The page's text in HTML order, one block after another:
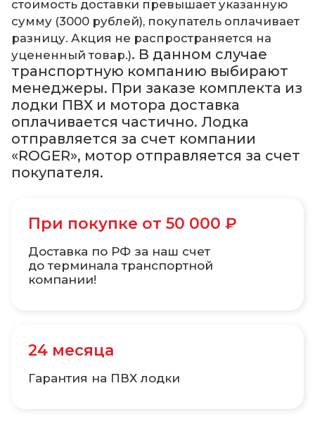
стоимость доставки превышает указанную
сумму (3000 рублей), покупатель оплачивает
разницу. Акция не распространяется на
уцененный товар.). В данном случае
транспортную компанию выбирают
менеджеры. При заказе комплекта из
лодки ПВХ и мотора доставка
оплачивается частично. Лодка
отправляется за счет компании
«ROGER», мотор отправляется за счет
покупателя.
При покупке от 50 000 ₽
Доставка по РФ за наш счет
до терминала транспортной
компании!
24 месяца
Гарантия на ПВХ лодки